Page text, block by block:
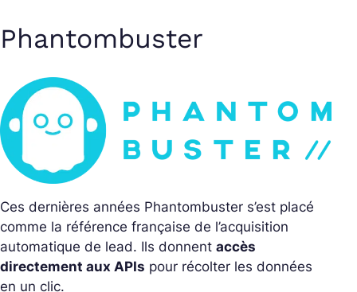
Phantombuster
Ces dernières années Phantombuster s’est placé
comme la référence française de l’acquisition
automatique de lead. Ils donnent accès
directement aux APIs pour récolter les données
en un clic.